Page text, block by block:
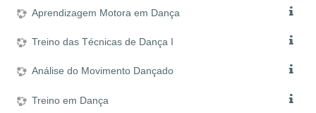
Aprendizagem Motora em Dança
Treino das Técnicas de Dança I
Análise do Movimento Dançado
Treino em Dança